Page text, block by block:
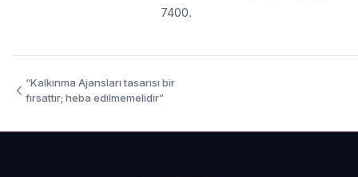
7400.
“Kalkınma Ajansları tasarısı bir
fırsattır; heba edilmemelidir”